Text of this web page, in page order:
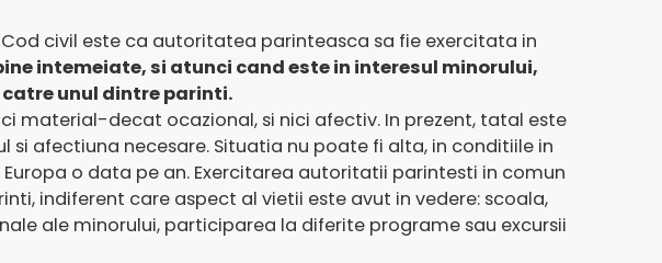
civil este ca autoritatea parinteasca sa fie exercitata in
intemeiate, si atunci cand este in interesul minorului,
unul dintre parinti.
material-decat ocazional, si nici afectiv. In prezent, tatal este
afectiuna necesare. Situatia nu poate fi alta, in conditiile in
o data pe an. Exercitarea autoritatii parintesti in comun
indiferent care aspect al vietii este avut in vedere: scoala,
ale minorului, participarea la diferite programe sau excursii